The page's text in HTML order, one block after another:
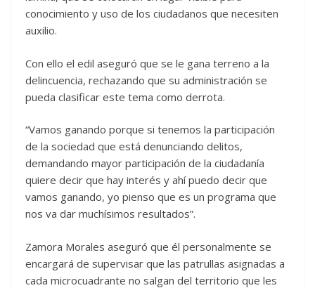
conocimiento y uso de los ciudadanos que necesiten
auxilio.
Con ello el edil aseguró que se le gana terreno a la
delincuencia, rechazando que su administración se
pueda clasificar este tema como derrota.
“Vamos ganando porque si tenemos la participación
de la sociedad que está denunciando delitos,
demandando mayor participación de la ciudadanía
quiere decir que hay interés y ahí puedo decir que
vamos ganando, yo pienso que es un programa que
nos va dar muchísimos resultados”.
Zamora Morales aseguró que él personalmente se
encargará de supervisar que las patrullas asignadas a
cada microcuadrante no salgan del territorio que les